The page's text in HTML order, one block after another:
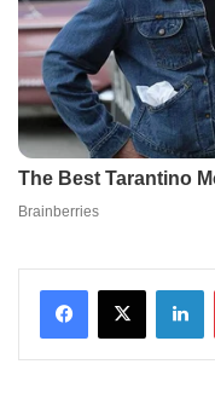
Facebook
X